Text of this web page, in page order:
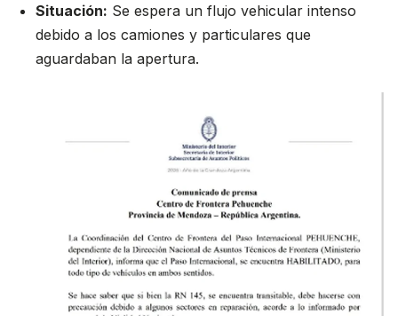
Situación: Se espera un flujo vehicular intenso
debido a los camiones y particulares que
aguardaban la apertura.